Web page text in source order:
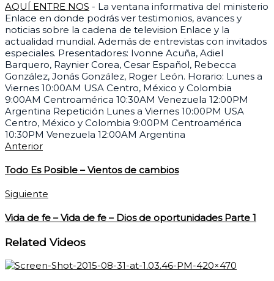
AQUÍ ENTRE NOS - La ventana informativa del ministerio
Enlace en donde podrás ver testimonios, avances y
noticias sobre la cadena de television Enlace y la
actualidad mundial. Además de entrevistas con invitados
especiales. Presentadores: Ivonne Acuña, Adiel
Barquero, Raynier Corea, Cesar Español, Rebecca
González, Jonás González, Roger León. Horario: Lunes a
Viernes 10:00AM USA Centro, México y Colombia
9:00AM Centroamérica 10:30AM Venezuela 12:00PM
Argentina Repetición Lunes a Viernes 10:00PM USA
Centro, México y Colombia 9:00PM Centroamérica
10:30PM Venezuela 12:00AM Argentina
Anterior
Todo Es Posible – Vientos de cambios
Siguiente
Vida de fe – Vida de fe – Dios de oportunidades Parte 1
Related Videos